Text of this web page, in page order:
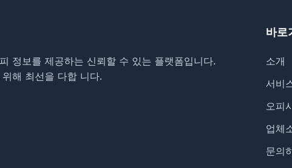
정보를 제공하는 신뢰할 수 있는 플랫폼입니다.
해 최선을 다합 니다.
바로
소개
서비
오피
업체
문의